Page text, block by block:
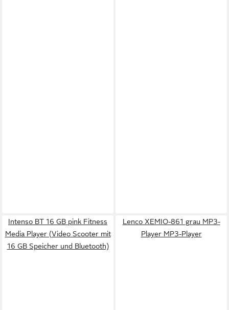
Intenso BT 16 GB pink Fitness
Media Player (Video Scooter mit
16 GB Speicher und Bluetooth)
Lenco XEMIO-861 grau MP3-
Player MP3-Player